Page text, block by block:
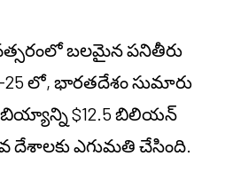
బలమైన పనితీరు
25 లో, భారతదేశం సుమారు
$12.5 బిలియన్
దేశాలకు ఎగుమతి చేసింది.